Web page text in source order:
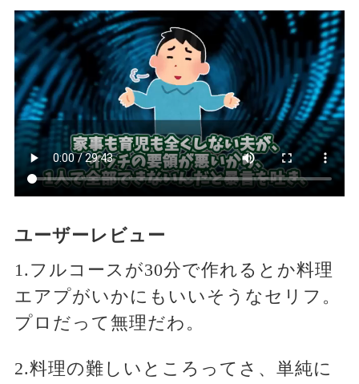
ユーザーレビュー
1.フルコースが30分で作れるとか料理
エアプがいかにもいいそうなセリフ。
プロだって無理だわ。
2.料理の難しいところってさ、単純に